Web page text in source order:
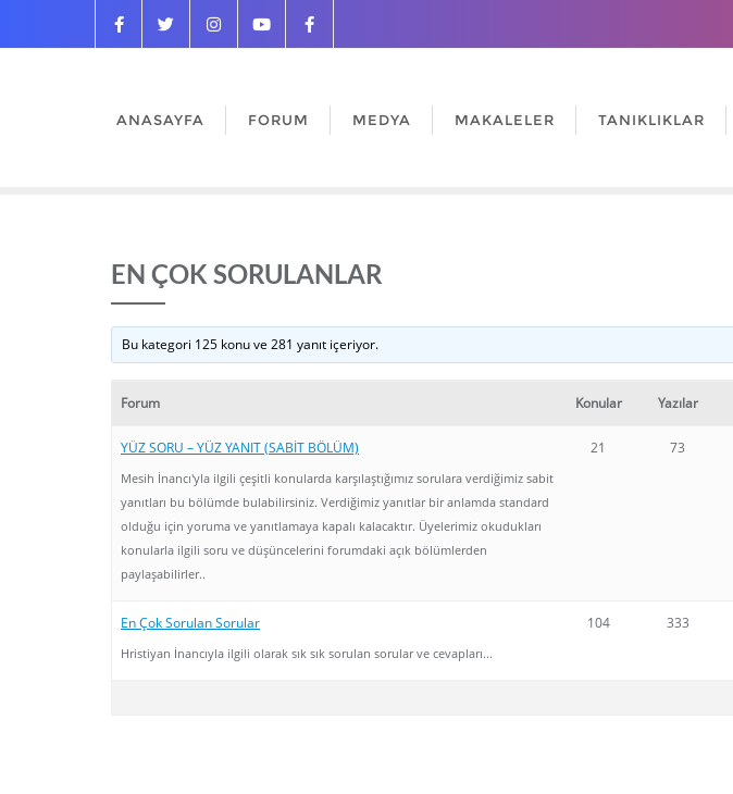
ANASAYFA FORUM MEDYA MAKALELER TANIKLIKLAR
EN ÇOK SORULANLAR
Bu kategori 125 konu ve 281 yanıt içeriyor.
Forum Konular Yazılar
YÜZ SORU – YÜZ YANIT (SABİT BÖLÜM)
Mesih İnancı'yla ilgili çeşitli konularda karşılaştığımız sorulara verdiğimiz sabit
yanıtları bu bölümde bulabilirsiniz. Verdiğimiz yanıtlar bir anlamda standard
olduğu için yoruma ve yanıtlamaya kapalı kalacaktır. Üyelerimiz okudukları
konularla ilgili soru ve düşüncelerini forumdaki açık bölümlerden
paylaşabilirler..
21 73
En Çok Sorulan Sorular
Hristiyan İnancıyla ilgili olarak sık sık sorulan sorular ve cevapları...
104 333